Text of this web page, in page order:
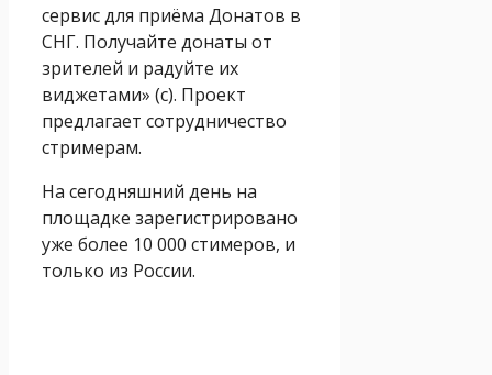
сервис для приёма Донатов в
СНГ. Получайте донаты от
зрителей и радуйте их
виджетами» (с). Проект
предлагает сотрудничество
стримерам.
На сегодняшний день на
площадке зарегистрировано
уже более 10 000 стимеров, и
только из России.